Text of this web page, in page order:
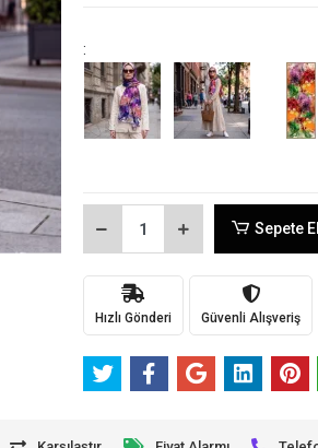
:
Sepete
Hızlı Gönderi Güvenli Alışveriş